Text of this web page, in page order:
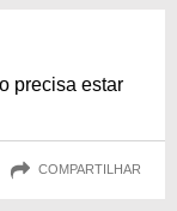
precisa estar
COMPARTILHAR